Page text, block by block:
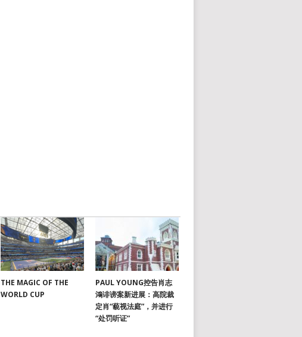
THE MAGIC OF THE
WORLD CUP
PAUL YOUNG控告肖志
鴻诽谤案新进展：高院裁
定肖“藐视法庭”，并进行
“处罚听证”